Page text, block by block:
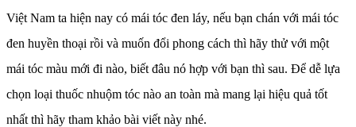
Việt Nam ta hiện nay có mái tóc đen láy, nếu bạn chán với mái tóc
đen huyền thoại rồi và muốn đổi phong cách thì hãy thử với một
mái tóc màu mới đi nào, biết đâu nó hợp với bạn thì sau. Để dễ lựa
chọn loại thuốc nhuộm tóc nào an toàn mà mang lại hiệu quả tốt
nhất thì hãy tham khảo bài viết này nhé.